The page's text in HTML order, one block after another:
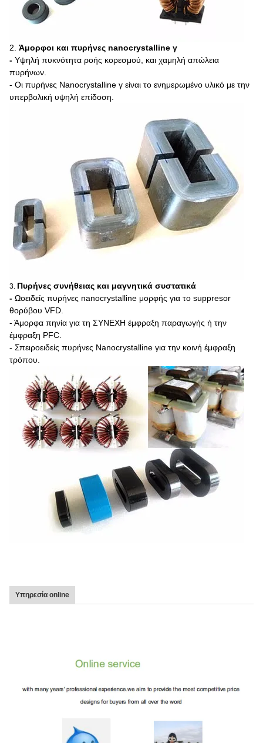
2. Άμορφοι και πυρήνες nanocrystalline γ
- Υψηλή πυκνότητα ροής κορεσμού, και χαμηλή απώλεια
πυρήνων.
- Οι πυρήνες Nanocrystalline γ είναι το ενημερωμένο υλικό με την
υπερβολική υψηλή επίδοση.
3. Πυρήνες συνήθειας και μαγνητικά συστατικά
- Ωοειδείς πυρήνες nanocrystalline μορφής για το suppresor
θορύβου VFD.
- Άμορφα πηνία για τη ΣΥΝΕΧΗ έμφραξη παραγωγής ή την
έμφραξη PFC.
- Σπειροειδείς πυρήνες Nanocrystalline για την κοινή έμφραξη
τρόπου.
Υπηρεσία online